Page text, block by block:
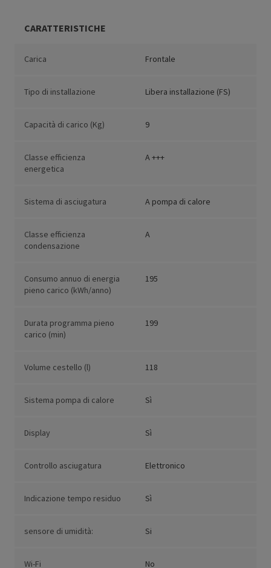
CARATTERISTICHE
Carica Frontale
Tipo di installazione Libera installazione (FS)
Capacità di carico (Kg) 9
Classe efficienza
energetica
A +++
Sistema di asciugatura A pompa di calore
Classe efficienza
condensazione
A
Consumo annuo di energia
pieno carico (kWh/anno)
195
Durata programma pieno
carico (min)
199
Volume cestello (l) 118
Sistema pompa di calore Sì
Display Sì
Controllo asciugatura Elettronico
Indicazione tempo residuo Sì
sensore di umidità: Si
Wi-Fi No